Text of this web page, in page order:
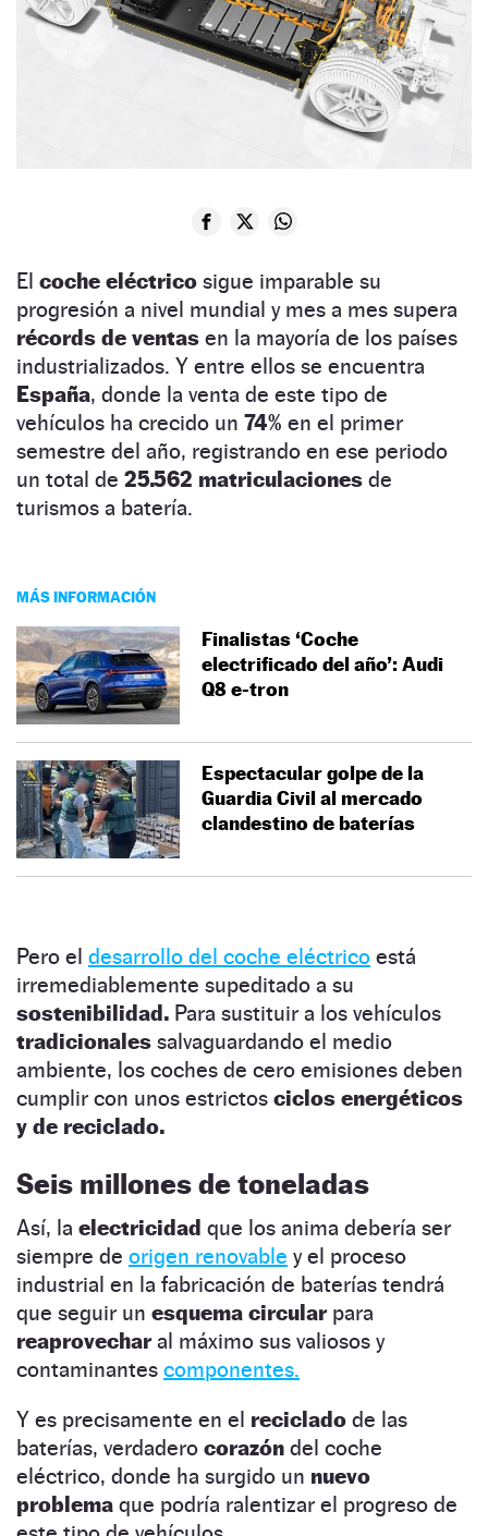
El coche eléctrico sigue imparable su
progresión a nivel mundial y mes a mes supera
récords de ventas en la mayoría de los países
industrializados. Y entre ellos se encuentra
España, donde la venta de este tipo de
vehículos ha crecido un 74% en el primer
semestre del año, registrando en ese periodo
un total de 25.562 matriculaciones de
turismos a batería.
MÁS INFORMACIÓN
Finalistas ‘Coche
electrificado del año’: Audi
Q8 e-tron
Espectacular golpe de la
Guardia Civil al mercado
clandestino de baterías
Pero el desarrollo del coche eléctrico está
irremediablemente supeditado a su
sostenibilidad. Para sustituir a los vehículos
tradicionales salvaguardando el medio
ambiente, los coches de cero emisiones deben
cumplir con unos estrictos ciclos energéticos
y de reciclado.
Seis millones de toneladas
Así, la electricidad que los anima debería ser
siempre de origen renovable y el proceso
industrial en la fabricación de baterías tendrá
que seguir un esquema circularpara
reaprovecharal máximo sus valiosos y
contaminantes componentes.
Y es precisamente en el reciclado de las
baterías, verdadero corazón del coche
eléctrico, donde ha surgido un nuevo
problema que podría ralentizar el progreso de